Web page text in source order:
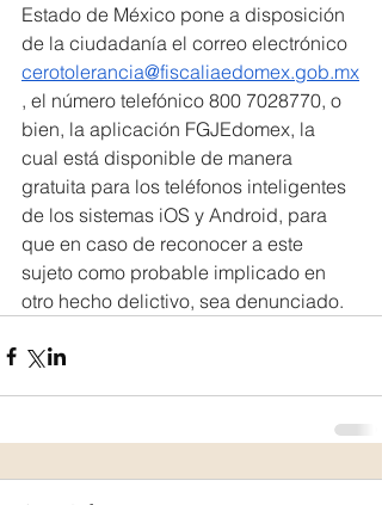
Estado de México pone a disposición
de la ciudadanía el correo electrónico
cerotolerancia@fiscaliaedomex.gob.mx
, el número telefónico 800 7028770, o
bien, la aplicación FGJEdomex, la
cual está disponible de manera
gratuita para los teléfonos inteligentes
de los sistemas iOS y Android, para
que en caso de reconocer a este
sujeto como probable implicado en
otro hecho delictivo, sea denunciado.